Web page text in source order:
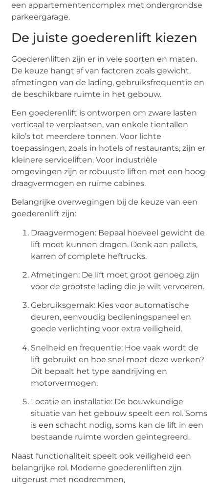
een appartementencomplex met ondergrondse
parkeergarage.
De juiste goederenlift kiezen
Goederenliften zijn er in vele soorten en maten.
De keuze hangt af van factoren zoals gewicht,
afmetingen van de lading, gebruiksfrequentie en
de beschikbare ruimte in het gebouw.
Een goederenlift is ontworpen om zware lasten
verticaal te verplaatsen, van enkele tientallen
kilo’s tot meerdere tonnen. Voor lichte
toepassingen, zoals in hotels of restaurants, zijn er
kleinere serviceliften. Voor industriële
omgevingen zijn er robuuste liften met een hoog
draagvermogen en ruime cabines.
Belangrijke overwegingen bij de keuze van een
goederenlift zijn:
Draagvermogen: Bepaal hoeveel gewicht de
lift moet kunnen dragen. Denk aan pallets,
karren of complete heftrucks.
Afmetingen: De lift moet groot genoeg zijn
voor de grootste lading die je wilt vervoeren.
Gebruiksgemak: Kies voor automatische
deuren, eenvoudig bedieningspaneel en
goede verlichting voor extra veiligheid.
Snelheid en frequentie: Hoe vaak wordt de
lift gebruikt en hoe snel moet deze werken?
Dit bepaalt het type aandrijving en
motorvermogen.
Locatie en installatie: De bouwkundige
situatie van het gebouw speelt een rol. Soms
is een schacht nodig, soms kan de lift in een
bestaande ruimte worden geïntegreerd.
Naast functionaliteit speelt ook veiligheid een
belangrijke rol. Moderne goederenliften zijn
uitgerust met noodremmen,